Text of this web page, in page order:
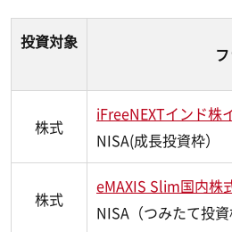
投資対象
株式
iFreeNEXTインド株
NISA(成長投資枠）
株式
eMAXIS Slim国内株
NISA（つみたて投資